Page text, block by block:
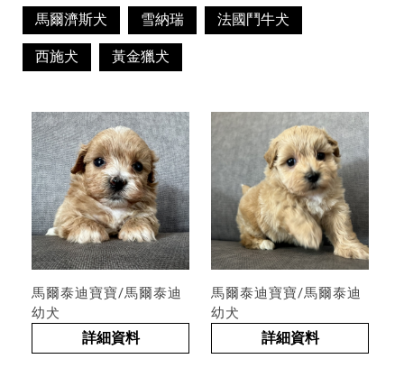
馬爾濟斯犬 雪納瑞 法國鬥牛犬
西施犬 黃金獵犬
馬爾泰迪寶寶/馬爾泰迪
幼犬
詳細資料
馬爾泰迪寶寶/馬爾泰迪
幼犬
詳細資料